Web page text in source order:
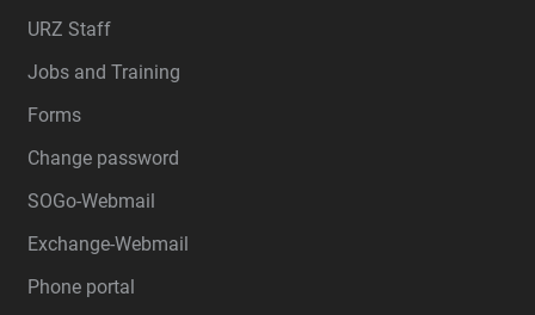
URZ Staff
Jobs and Training
Forms
Change password
SOGo-Webmail
Exchange-Webmail
Phone portal